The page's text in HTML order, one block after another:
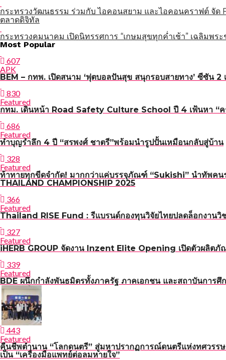
กระทรวงวัฒนธรรม ร่วมกับ ไอคอนสยาม และไอคอนคราฟต์ จัด
ตลาดดิจิทัล
กระทรวงคมนาคม เปิดนิทรรศการ “เกษมสุขทุกค่ำเช้า” เฉลิมพ
แนะแนว
Most Popular
607
APK
BEM – กทพ. เปิดสนาม ‘ฟุตบอลปันสุข สนุกรอบสายทาง’ ซีซัน
830
Featured
กทม. เดินหน้า Road Safety Culture School ปี 4 เฟ้นหา “ค
686
Featured
ทำบุญรำลึก 4 ปี “สรพงศ์ ชาตรี”พร้อมนำรูปปั้นเหมือนกลับสู่บ้าน
328
Featured
ท้าทายทุกขีดจำกัด! มากกว่าแค่บรรจุภัณฑ์ “Sukishi” นำทัพคน
THAILAND CHAMPIONSHIP 2025
366
Featured
Thailand RISE Fund : รีแบรนด์กองทุนวิจัยไทยปลดล็อกงานวิ
327
Featured
iHERB GROUP จัดงาน Inzent Elite Opening เปิดตัวผลิต
339
Featured
BDE ผนึกกำลังพันธมิตรทั้งภาครัฐ ภาคเอกชน และสถาบันการศึ
443
Featured
คืนชีพตำนาน “โลกดนตรี” สู่มหาปรากฏการณ์ดนตรีแห่งทศวรร
เป็น “เครื่องมือแพทย์ต่อลมหายใจ”